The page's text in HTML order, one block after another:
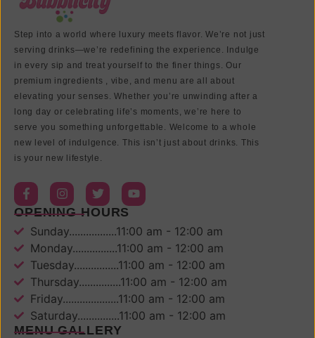
Step into a world where luxury meets flavor. We’re not just
serving drinks—we’re redefining the experience. Indulge
in every sip and treat yourself to the finer things. Our
premium ingredients , vibe, and menu are all about
elevating your senses. Whether you’re unwinding after a
long day or celebrating life’s moments, we’re here to
serve you something unforgettable. Welcome to a whole
new level of indulgence. This isn’t just about drinks. This
is your new lifestyle.
OPENING HOURS
Sunday.................11:00 am - 12:00 am
Monday................11:00 am - 12:00 am
Tuesday................11:00 am - 12:00 am
Thursday...............11:00 am - 12:00 am
Friday....................11:00 am - 12:00 am
Saturday...............11:00 am - 12:00 am
MENU GALLERY